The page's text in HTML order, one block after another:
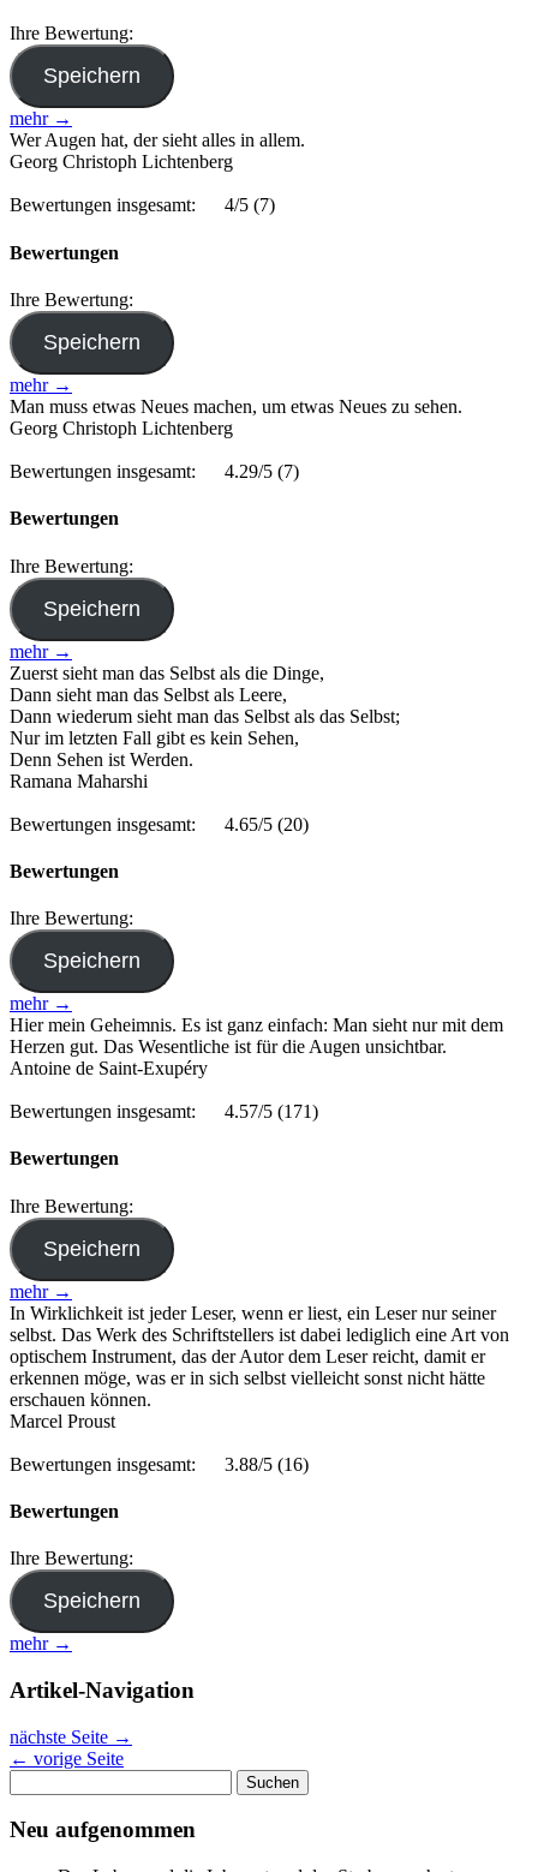
Ihre Bewertung:
mehr →
Wer Augen hat, der sieht alles in allem.
Georg Christoph Lichtenberg
Bewertungen insgesamt: 4/5 (7)
Bewertungen
Ihre Bewertung:
mehr →
Man muss etwas Neues machen, um etwas Neues zu sehen.
Georg Christoph Lichtenberg
Bewertungen insgesamt: 4.29/5 (7)
Bewertungen
Ihre Bewertung:
mehr →
Zuerst sieht man das Selbst als die Dinge,
Dann sieht man das Selbst als Leere,
Dann wiederum sieht man das Selbst als das Selbst;
Nur im letzten Fall gibt es kein Sehen,
Denn Sehen ist Werden.
Ramana Maharshi
Bewertungen insgesamt: 4.65/5 (20)
Bewertungen
Ihre Bewertung:
mehr →
Hier mein Geheimnis. Es ist ganz einfach: Man sieht nur mit dem
Herzen gut. Das Wesentliche ist für die Augen unsichtbar.
Antoine de Saint-Exupéry
Bewertungen insgesamt: 4.57/5 (171)
Bewertungen
Ihre Bewertung:
mehr →
In Wirklichkeit ist jeder Leser, wenn er liest, ein Leser nur seiner
selbst. Das Werk des Schriftstellers ist dabei lediglich eine Art von
optischem Instrument, das der Autor dem Leser reicht, damit er
erkennen möge, was er in sich selbst vielleicht sonst nicht hätte
erschauen können.
Marcel Proust
Bewertungen insgesamt: 3.88/5 (16)
Bewertungen
Ihre Bewertung:
mehr →
Artikel-Navigation
nächste Seite →
← vorige Seite
nach:
Neu aufgenommen